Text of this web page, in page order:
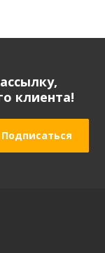
клиента!